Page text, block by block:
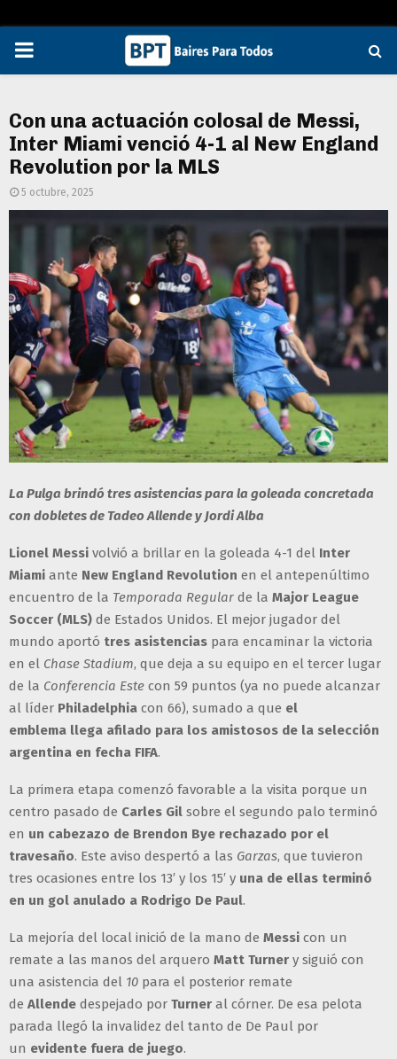
PRIMARY
Con una actuación colosal de Messi,
Inter Miami venció 4-1 al New England
Revolution por la MLS
5 octubre, 2025
La Pulga brindó tres asistencias para la goleada concretada
con dobletes de Tadeo Allende y Jordi Alba
Lionel Messi volvió a brillar en la goleada 4-1 del Inter
Miami ante New England Revolution en el antepenúltimo
encuentro de la Temporada Regular de la Major League
Soccer (MLS) de Estados Unidos. El mejor jugador del
mundo aportó tres asistencias para encaminar la victoria
en el Chase Stadium, que deja a su equipo en el tercer lugar
de la Conferencia Este con 59 puntos (ya no puede alcanzar
al líder Philadelphia con 66), sumado a que el
emblema llega afilado para los amistosos de la selección
argentina en fecha FIFA.
La primera etapa comenzó favorable a la visita porque un
centro pasado de Carles Gil sobre el segundo palo terminó
en un cabezazo de Brendon Bye rechazado por el
travesaño. Este aviso despertó a las Garzas, que tuvieron
tres ocasiones entre los 13′ y los 15′ y una de ellas terminó
en un gol anulado a Rodrigo De Paul.
La mejoría del local inició de la mano de Messi con un
remate a las manos del arquero Matt Turner y siguió con
una asistencia del 10 para el posterior remate
de Allende despejado por Turner al córner. De esa pelota
parada llegó la invalidez del tanto de De Paul por
un evidente fuera de juego.